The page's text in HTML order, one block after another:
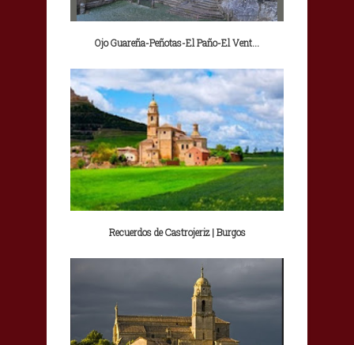
Ojo Guareña-Peñotas-El Paño-El Vent...
Recuerdos de Castrojeriz | Burgos